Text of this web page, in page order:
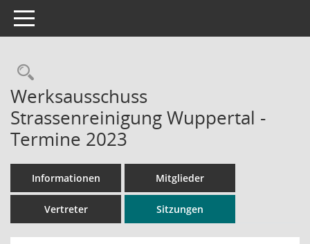
Toggle navigation
Rechercheauswahl
Werksausschuss
Strassenreinigung Wuppertal -
Termine 2023
Informationen Mitglieder
Vertreter Sitzungen